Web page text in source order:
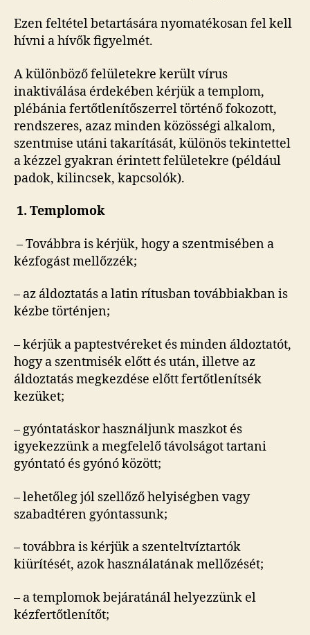
Ezen feltétel betartására nyomatékosan fel kell
hívni a hívők figyelmét.
A különböző felületekre került vírus
inaktiválása érdekében kérjük a templom,
plébánia fertőtlenítőszerrel történő fokozott,
rendszeres, azaz minden közösségi alkalom,
szentmise utáni takarítását, különös tekintettel
a kézzel gyakran érintett felületekre (például
padok, kilincsek, kapcsolók).
1. Templomok
– Továbbra is kérjük, hogy a szentmisében a
kézfogást mellőzzék;
– az áldoztatás a latin rítusban továbbiakban is
kézbe történjen;
– kérjük a paptestvéreket és minden áldoztatót,
hogy a szentmisék előtt és után, illetve az
áldoztatás megkezdése előtt fertőtlenítsék
kezüket;
– gyóntatáskor használjunk maszkot és
igyekezzünk a megfelelő távolságot tartani
gyóntató és gyónó között;
– lehetőleg jól szellőző helyiségben vagy
szabadtéren gyóntassunk;
– továbbra is kérjük a szenteltvíztartók
kiürítését, azok használatának mellőzését;
– a templomok bejáratánál helyezzünk el
kézfertőtlenítőt;